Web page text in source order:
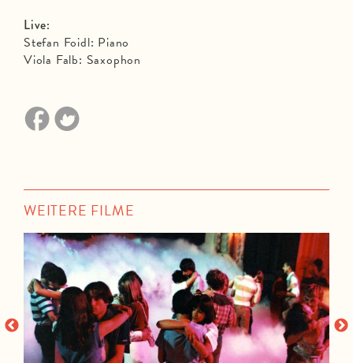
Live:
Stefan Foidl: Piano
Viola Falb: Saxophon
WEITERE FILME